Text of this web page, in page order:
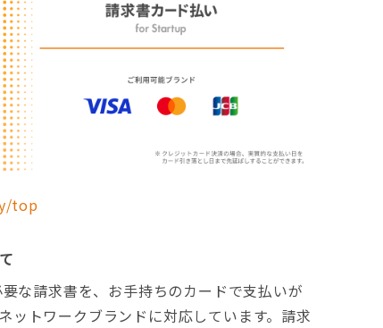
top
な請求書を、お手持ちのカードで支払いが
トワークブランドに対応しています。請求